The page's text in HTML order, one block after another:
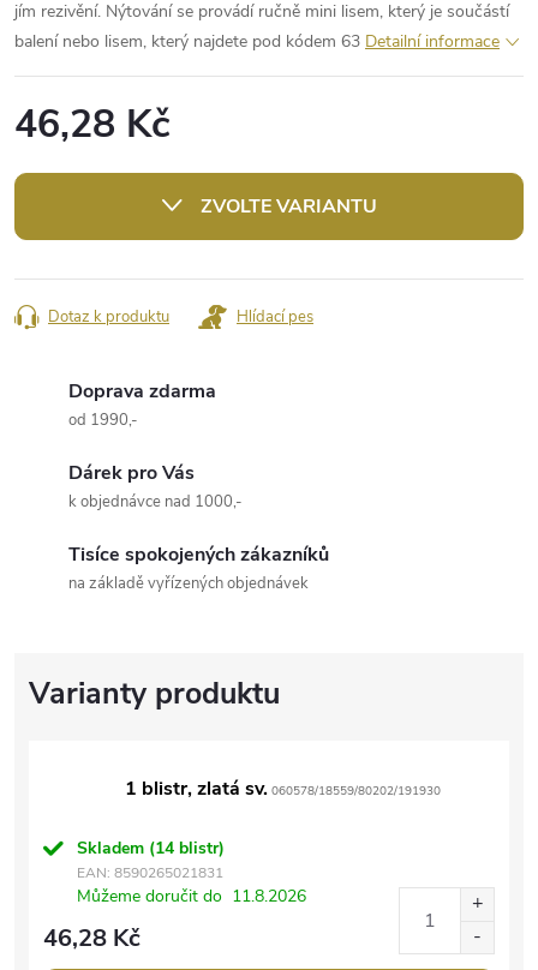
jím rezivění. Nýtování se provádí ručně mini lisem, který je součástí
balení nebo lisem, který najdete pod kódem 63 Detailní informace
46,28 Kč
cena:
ZVOLTE VARIANTU
Dotaz k produktu Hlídací pes
Doprava zdarma
od 1990,-
Dárek pro Vás
k objednávce nad 1000,-
Tisíce spokojených zákazníků
na základě vyřízených objednávek
1 blistr, zlatá sv. 060578/18559/80202/191930
Skladem (14 blistr)
EAN: 8590265021831
Můžeme doručit do 11.8.2026
46,28 Kč